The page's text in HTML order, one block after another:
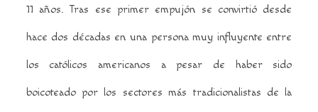
11 años.Tras ese primer empujón se convirtió desde
hace dos décadas en una persona muy influyente entre
los católicos americanos a pesar de haber sido
boicoteado por los sectores más tradicionalistas de la